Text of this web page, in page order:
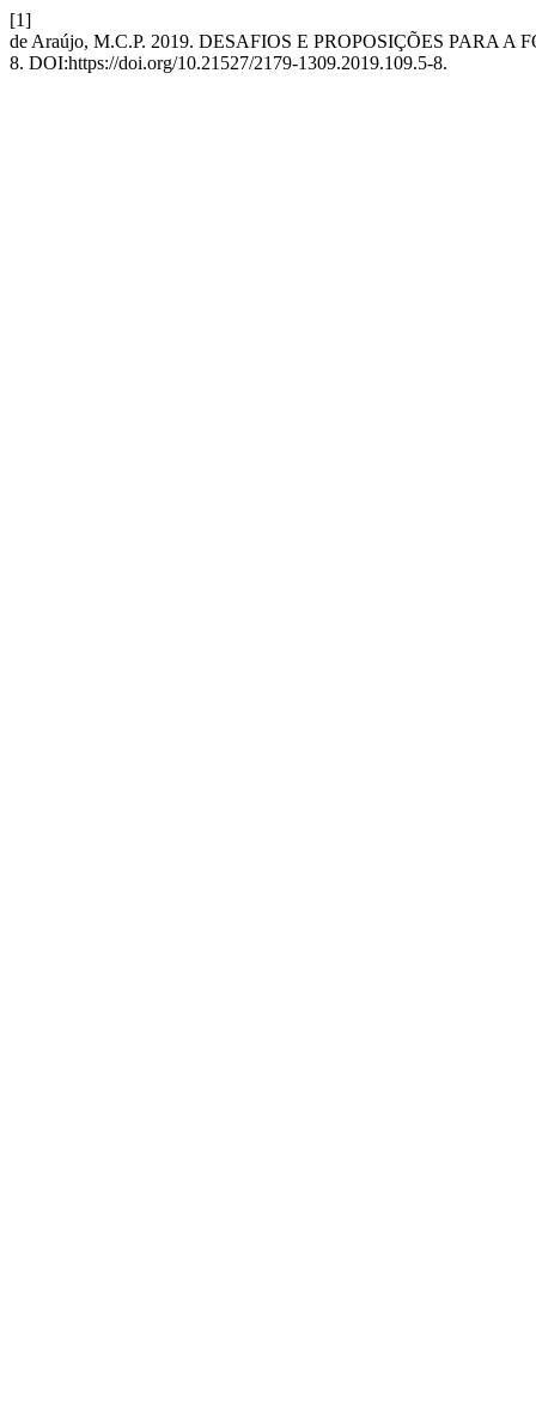
[1]
de Araújo, M.C.P. 2019. DESAFIOS E PROPOSIÇÕES PARA
8. DOI:https://doi.org/10.21527/2179-1309.2019.109.5-8.